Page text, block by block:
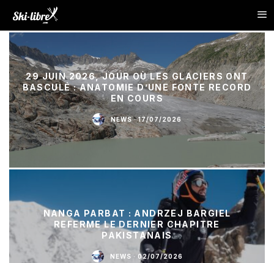
29 JUIN 2026, JOUR OÙ LES GLACIERS ONT
BASCULÉ : ANATOMIE D’UNE FONTE RECORD
EN COURS
NEWS · 17/07/2026
NANGA PARBAT : ANDRZEJ BARGIEL
REFERME LE DERNIER CHAPITRE
PAKISTANAIS
NEWS · 02/07/2026